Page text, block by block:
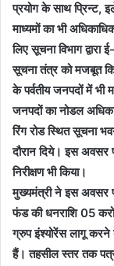
प्रयोग के साथ प्रिन्ट,
माध्यमों का भी
लिए सूचना विभाग
सूचना तंत्र को मजबूत
के पर्वतीय जनपदों में भी
जनपदों का नोडल
रिंग रोड स्थित सूचना
दौरान दिये। इस अवसर
निरीक्षण भी किया।
मुख्यमंत्री ने इस अवसर
फंड की धनराशि 05
ग्रुप इंश्योरेंस लागू करने
हैं। तहसील स्तर तक